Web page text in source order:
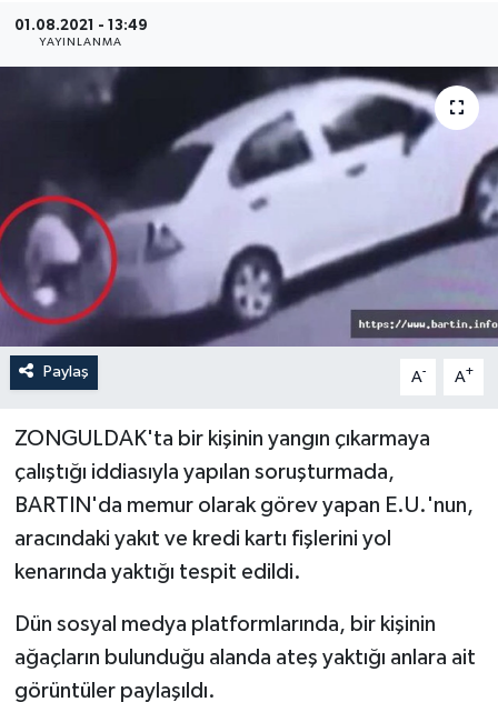
01.08.2021 - 13:49
YAYINLANMA
Paylaş A- A+
ZONGULDAK'ta bir kişinin yangın çıkarmaya
çalıştığı iddiasıyla yapılan soruşturmada,
BARTIN'da memur olarak görev yapan E.U.'nun,
aracındaki yakıt ve kredi kartı fişlerini yol
kenarında yaktığı tespit edildi.
Dün sosyal medya platformlarında, bir kişinin
ağaçların bulunduğu alanda ateş yaktığı anlara ait
görüntüler paylaşıldı.
Medya
Sağlık
Sivil Toplum
Siyaset
Spor
Tarım
Turizm
Yaşam
Yerel Yönetimler
YEREL